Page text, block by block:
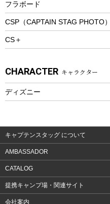
トレッキングアクセサリー
プレイグッズ
ウェルネス
ウェア、タオル
ウェア
フラボード
CSP（CAPTAIN STAG PHOTO）
CS＋
CHARACTER キャラクター
ディズニー
キャプテンスタッグ について
AMBASSADOR
CATALOG
提携キャンプ場・関連サイト
会社案内